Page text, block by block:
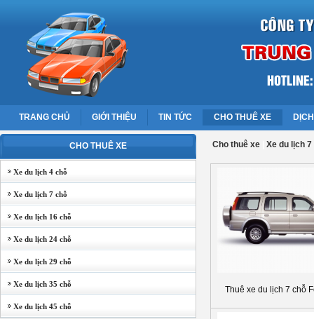
TRANG CHỦ GIỚI THIỆU TIN TỨC CHO THUÊ XE
CHO THUÊ XE
Xe du lịch 4 chỗ
Xe du lịch 7 chỗ
Xe du lịch 16 chỗ
Xe du lịch 24 chỗ
Xe du lịch 29 chỗ
Xe du lịch 35 chỗ
Xe du lịch 45 chỗ
Cho thuê xe Xe du lịch 7
Thuê xe du lịch 7 chỗ